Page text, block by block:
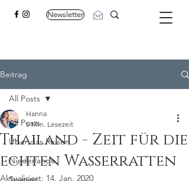
Newsletter
Beitrag
All Posts
Über das Reisen
Niederlande
All Posts
Thailand - Zeit für die
echten Wasserratten
Hanna
5 Min. Lesezeit
Aktualisiert: 14. Jan. 2020